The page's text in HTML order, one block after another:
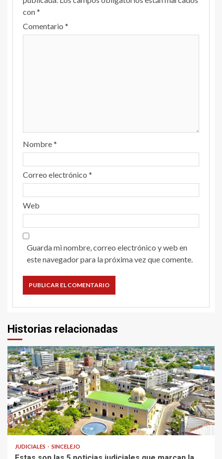
con*
Comentario *
Nombre*
Correo electrónico *
Web
Guarda mi nombre, correo electrónico y web en
este navegador para la próxima vez que comente.
Historias relacionadas
2 min read
JUDICIALES SINCELEJO